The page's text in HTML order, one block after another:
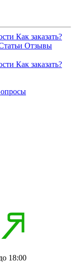
Как заказать?
Отзывы
Как заказать?
18:00